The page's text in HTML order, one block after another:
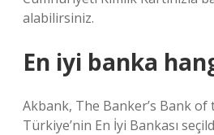
alabilirsiniz.
En iyi banka
Akbank, The Banker’s Bank of
Türkiye’nin En İyi Bankası